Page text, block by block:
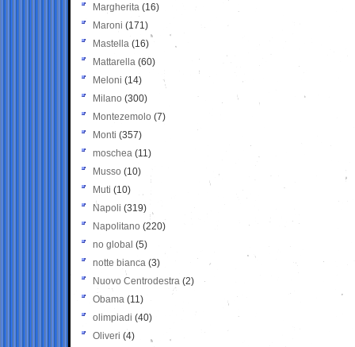
Margherita (16)
Maroni (171)
Mastella (16)
Mattarella (60)
Meloni (14)
Milano (300)
Montezemolo (7)
Monti (357)
moschea (11)
Musso (10)
Muti (10)
Napoli (319)
Napolitano (220)
no global (5)
notte bianca (3)
Nuovo Centrodestra (2)
Obama (11)
olimpiadi (40)
Oliveri (4)